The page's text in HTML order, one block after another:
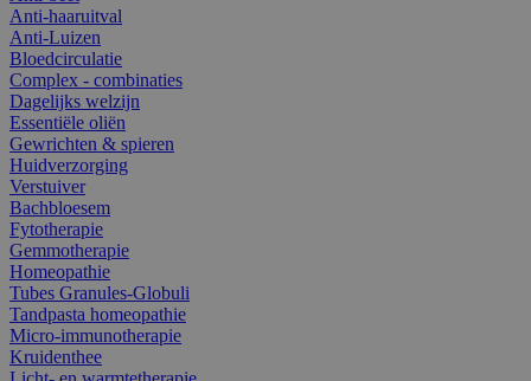
Anti-haaruitval
Anti-Luizen
Bloedcirculatie
Complex - combinaties
Dagelijks welzijn
Essentiële oliën
Gewrichten & spieren
Huidverzorging
Verstuiver
Bachbloesem
Fytotherapie
Gemmotherapie
Homeopathie
Tubes Granules-Globuli
Tandpasta homeopathie
Micro-immunotherapie
Kruidenthee